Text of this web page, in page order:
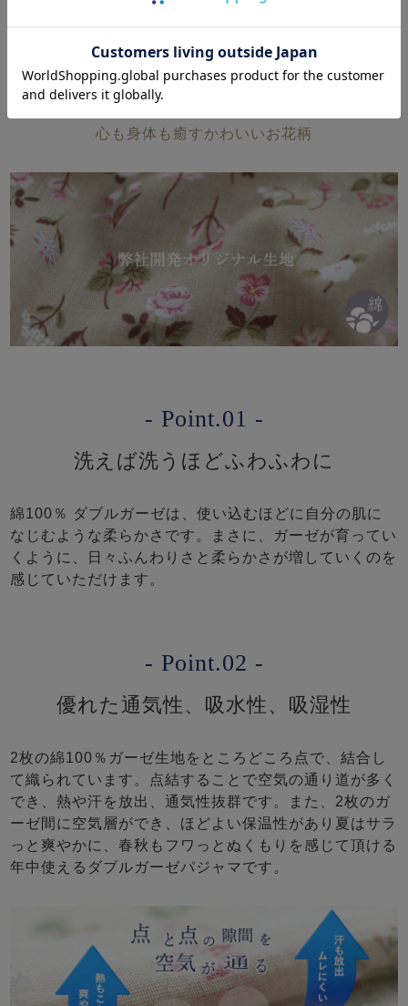
素材について
綿100％ダブルガーゼのやわふわな肌触り
心も身体も癒すかわいいお花柄
- Point.01 -
洗えば洗うほどふわふわに
綿100％ ダブルガーゼは、使い込むほどに自分の肌に
なじむような柔らかさです。まさに、ガーゼが育ってい
くように、日々ふんわりさと柔らかさが増していくのを
感じていただけます。
- Point.02 -
優れた通気性、吸水性、吸湿性
2枚の綿100％ガーゼ生地をところどころ点で、結合し
て織られています。点結することで空気の通り道が多く
でき、熱や汗を放出、通気性抜群です。また、2枚のガ
ーゼ間に空気層ができ、ほどよい保温性があり夏はサラ
っと爽やかに、春秋もフワっとぬくもりを感じて頂ける
年中使えるダブルガーゼパジャマです。